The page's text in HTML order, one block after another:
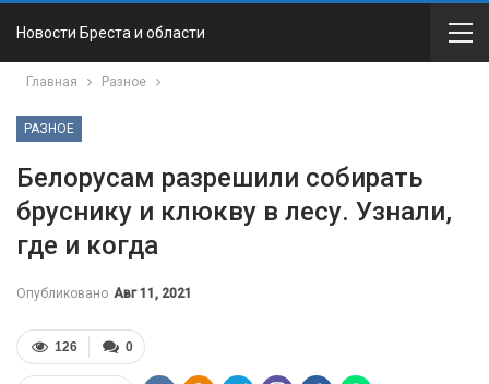
Новости Бреста и области
Главная Разное
РАЗНОЕ
Белорусам разрешили собирать
бруснику и клюкву в лесу. Узнали,
где и когда
Опубликовано Авг 11, 2021
0
126